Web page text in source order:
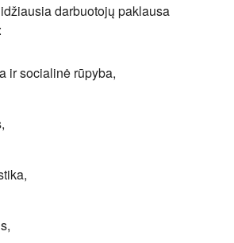
darbuotojų paklausa
ir socialinė rūpyba,